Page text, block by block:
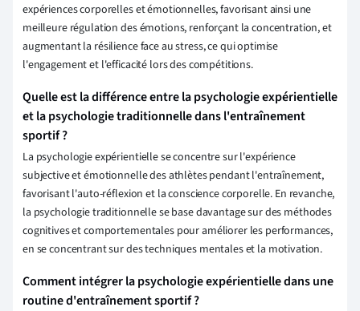
expériences corporelles et émotionnelles, favorisant ainsi une
meilleure régulation des émotions, renforçant la concentration, et
augmentant la résilience face au stress, ce qui optimise
l'engagement et l'efficacité lors des compétitions.
Quelle est la différence entre la psychologie expérientielle
et la psychologie traditionnelle dans l'entraînement
sportif ?
La psychologie expérientielle se concentre sur l'expérience
subjective et émotionnelle des athlètes pendant l'entraînement,
favorisant l'auto-réflexion et la conscience corporelle. En revanche,
la psychologie traditionnelle se base davantage sur des méthodes
cognitives et comportementales pour améliorer les performances,
en se concentrant sur des techniques mentales et la motivation.
Comment intégrer la psychologie expérientielle dans une
routine d'entraînement sportif ?